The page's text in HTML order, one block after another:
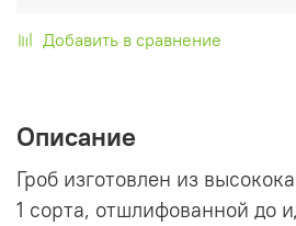
Добавить в сравнение
Описание
Гроб изготовлен из
1 сорта, отшлифованной до